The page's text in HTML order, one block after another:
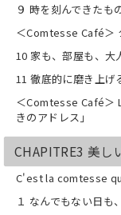
９ 時を刻んできたも
＜Comtesse Café＞
10 家も、部屋も、大
11 徹底的に磨き上げ
＜Comtesse Café＞
きのアドレス」
CHAPITRE3 美し
C'est la comtesse
１ なんでもない日も